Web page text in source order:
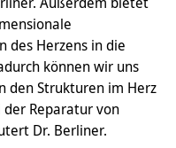
des Herzens in die
können wir uns
den Strukturen im Herz
Reparatur von
Dr. Berliner.